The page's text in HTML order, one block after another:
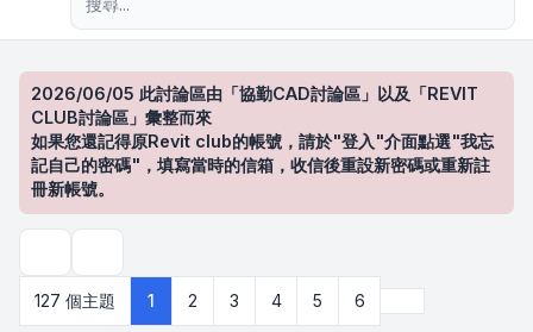
2026/06/05 此討論區由「協勤CAD討論區」以及「REVIT
CLUB討論區」彙整而來
如果您還記得原Revit club的帳號，請於"登入"介面點選"我忘
記自己的密碼"，填寫當時的信箱，收信後重設新密碼或重新註
冊新帳號。
127 個主題
1 2 3 4 5 6